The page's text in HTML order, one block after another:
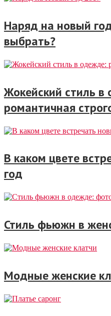
Наряд на новый
выбрать?
Жокейский стиль
романтичная
В каком цвете
год
Стиль фьюжн в
Модные женские